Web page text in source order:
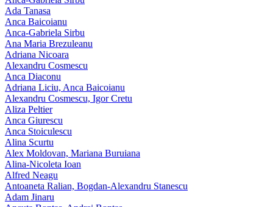
Ada Tanasa
Anca Baicoianu
Anca-Gabriela Sirbu
Ana Maria Brezuleanu
Adriana Nicoara
Alexandru Cosmescu
Anca Diaconu
Adriana Liciu, Anca Baicoianu
Alexandru Cosmescu, Igor Cretu
Aliza Peltier
Anca Giurescu
Anca Stoiculescu
Alina Scurtu
Alex Moldovan, Mariana Buruiana
Alina-Nicoleta Ioan
Alfred Neagu
Antoaneta Ralian, Bogdan-Alexandru Stanescu
Adam Jinaru